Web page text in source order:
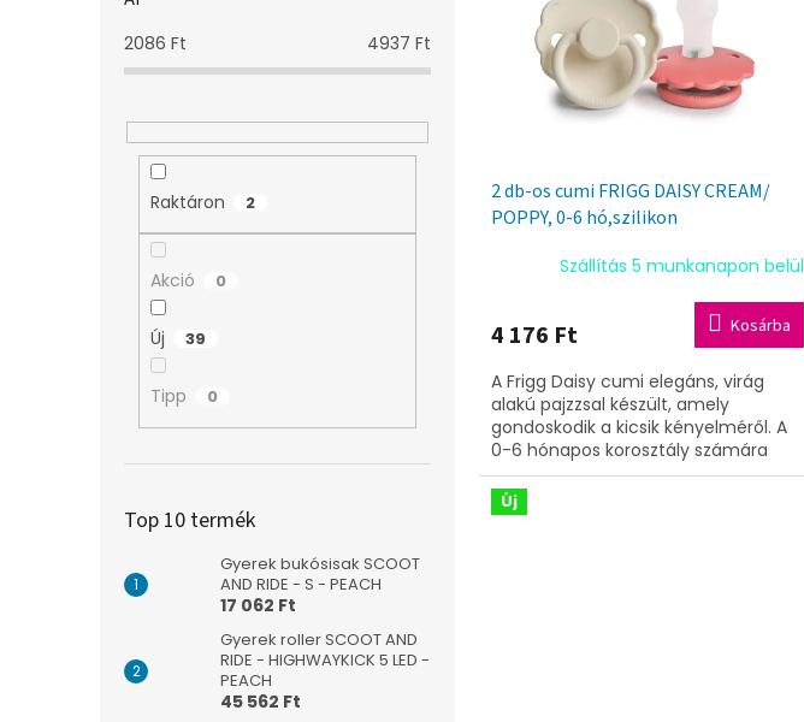
2086 Ft 4937 Ft
Raktáron 2
Akció 0
Új 39
Tipp 0
Top 10 termék
Gyerek bukósisak SCOOT
AND RIDE - S - PEACH
17 062 Ft
Gyerek roller SCOOT AND
RIDE - HIGHWAYKICK 5 LED -
PEACH
45 562 Ft
2 db-os cumi FRIGG DAISY CREAM/
POPPY, 0-6 hó,szilikon
Szállítás 5 munkanapon belül
4 176 Ft Kosárba
A Frigg Daisy cumi elegáns, virág
alakú pajzzsal készült, amely
gondoskodik a kicsik kényelméről. A
0-6 hónapos korosztály számára
kifejlesztett, két darabos szilikon
szett krém...
Új